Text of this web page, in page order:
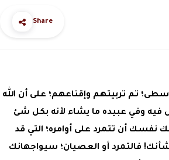
Share
تم تربيتهم وإقناعهم؛ على أن الله
فيه وفي عبيده ما يشاء لأنه بكل شئ
أن تتمرد على أوامره؛ التي قد
فالتمرد أو العصيان؛ سيواجهانك